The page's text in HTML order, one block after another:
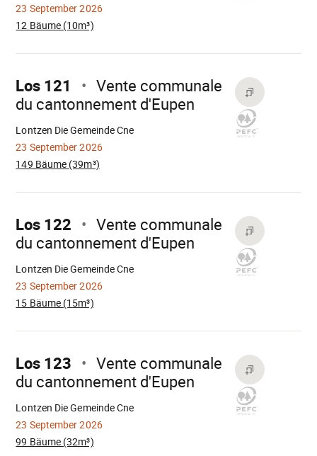
23 September 2026
12 Bäume (10m³)
Mach
Los 121
Vente communale
du cantonnement d'Eupen
23 September 2026
Lontzen Die Gemeinde Cne
149 Bäume (39m³)
Wird
Mach
Los 122
Vente communale
du cantonnement d'Eupen
23 September 2026
Lontzen Die Gemeinde Cne
15 Bäume (15m³)
Wird
Mach
Los 123
Vente communale
du cantonnement d'Eupen
23 September 2026
Lontzen Die Gemeinde Cne
99 Bäume (32m³)
Wird